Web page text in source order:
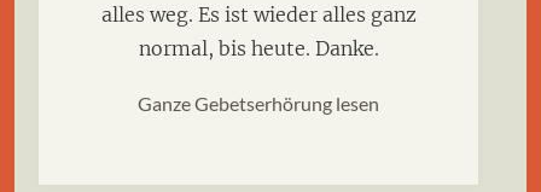
alles weg. Es ist wieder alles ganz
normal, bis heute. Danke.
Ganze Gebetserhörung lesen